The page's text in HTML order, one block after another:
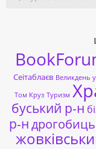
Сеітаблаєв Великдень
Том Круз Туризм
буський р-н
р-н